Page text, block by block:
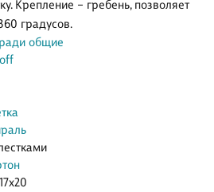
Крепление – гребень, позволяет
градусов.
общие